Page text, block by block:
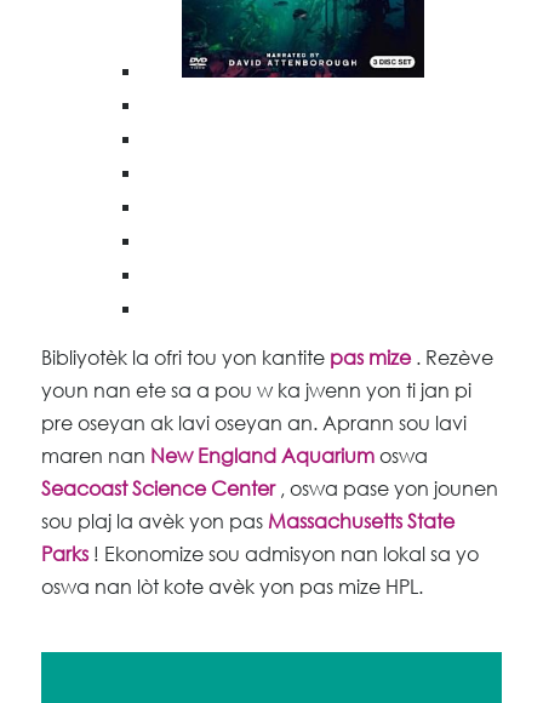
Bibliyotèk la ofri tou yon kantite pas mize. Rezève
youn nan ete sa a pou w ka jwenn yon ti jan pi
pre oseyan ak lavi oseyan an. Aprann sou lavi
maren nan New England Aquariumoswa
Seacoast Science Center, oswa pase yon jounen
sou plaj la avèk yon pas Massachusetts State
Parks! Ekonomize sou admisyon nan lokal sa yo
oswa nan lòt kote avèk yon pas mize HPL.